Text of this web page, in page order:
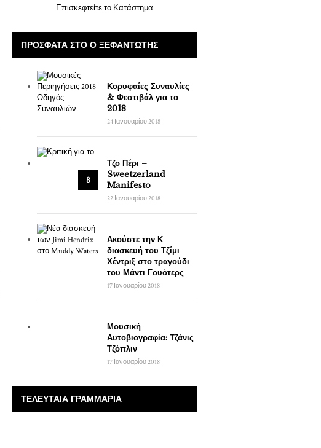
Επισκεφτείτε το Κατάστημα
ΠΡΌΣΦΑΤΑ ΣΤΟ Ο ΞΕΦΑΝΤΩΤΉΣ
Κορυφαίες Συναυλίες
& Φεστιβάλ για το
2018
24 Ιανουαρίου 2018
8
Τζο Πέρι –
Sweetzerland
Manifesto
22 Ιανουαρίου 2018
Ακούστε την Κ
διασκευή του Τζίμι
Χέντριξ στο τραγούδι
του Μάντι Γουότερς
17 Ιανουαρίου 2018
Μουσική
Αυτοβιογραφία: Τζάνις
Τζόπλιν
17 Ιανουαρίου 2018
ΤΕΛΕΥΤΑΊΑ ΓΡΑΜΜΆΡΙΑ